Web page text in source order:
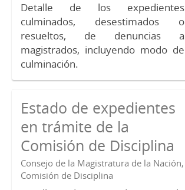
Detalle de los expedientes
culminados, desestimados o
resueltos, de denuncias a
magistrados, incluyendo modo de
culminación.
Estado de expedientes
en trámite de la
Comisión de Disciplina
Consejo de la Magistratura de la Nación,
Comisión de Disciplina